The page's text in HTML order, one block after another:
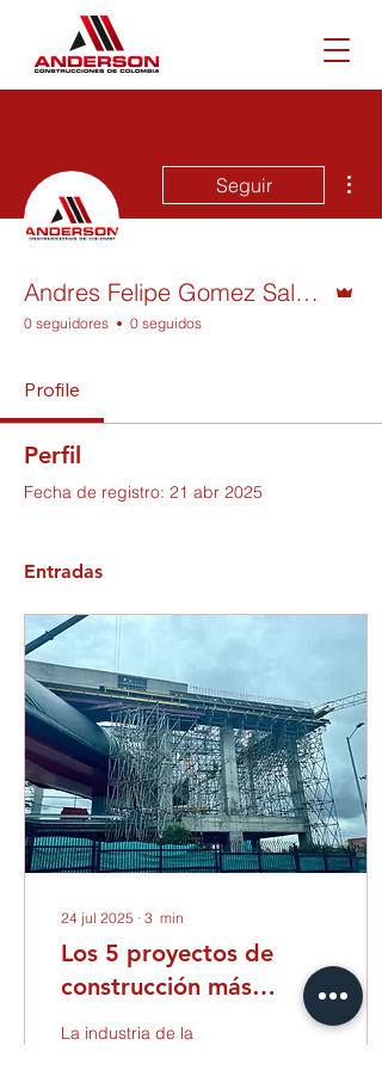
Seguir
Andres Felipe Gomez Saldarriaga
0 seguidores 0 seguidos
Profile
Perfil
Fecha de registro: 21 abr 2025
Entradas
24 jul 2025 ∙ 3 min
Los 5 proyectos de
construcción más
importantes en
La industria de la